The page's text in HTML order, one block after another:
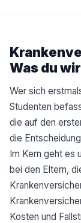
Was du
Wer sich
Studenten
die auf den
die
Im Kern geht es
bei den Eltern,
Kosten und